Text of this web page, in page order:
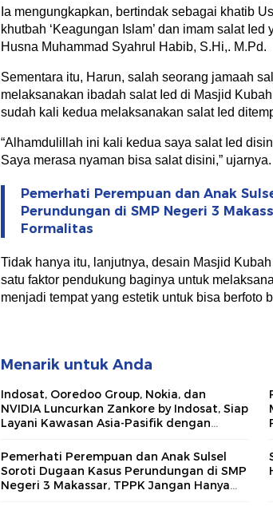
Ia mengungkapkan, bertindak sebagai khatib
khutbah ‘Keagungan Islam’ dan imam salat
Husna Muhammad Syahrul Habib, S.Hi,. M.Pd.
Sementara itu, Harun, salah seorang jamaah
melaksanakan ibadah salat Ied di Masjid
sudah kali kedua melaksanakan salat Ied
“Alhamdulillah ini kali kedua saya salat Ied
Saya merasa nyaman bisa salat disini,” ujarnya.
Pemerhati Perempuan dan Anak
Perundungan di SMP Negeri 3
Formalitas
Tidak hanya itu, lanjutnya, desain Masjid
satu faktor pendukung baginya untuk
menjadi tempat yang estetik untuk bisa berfoto
Menarik untuk Anda
Indosat, Ooredoo Group, Nokia, dan
NVIDIA Luncurkan Zankore by Indosat, Siap
Layani Kawasan Asia-Pasifik dengan
Pemerhati Perempuan dan Anak Sulsel
Soroti Dugaan Kasus Perundungan di SMP
Negeri 3 Makassar, TPPK Jangan Hanya